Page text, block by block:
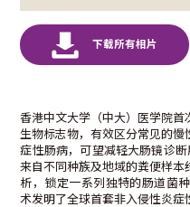
香港中文大学（中大）医学院
生物标志物，有效区分常见的
症性肠病，可望减轻大肠镜诊
来自不同种族及地域的粪便样
析，锁定一系列独特的肠道菌
术发明了全球首套非入侵性炎